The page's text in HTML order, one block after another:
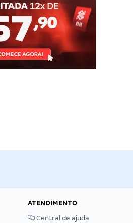
ATENDIMENTO
Central de ajuda